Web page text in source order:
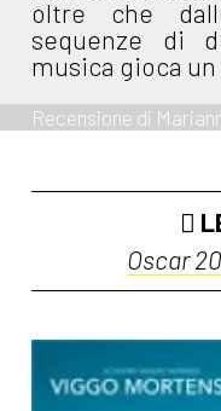
oltre che
sequenze di
musica gioca
Recensione di
Oscar